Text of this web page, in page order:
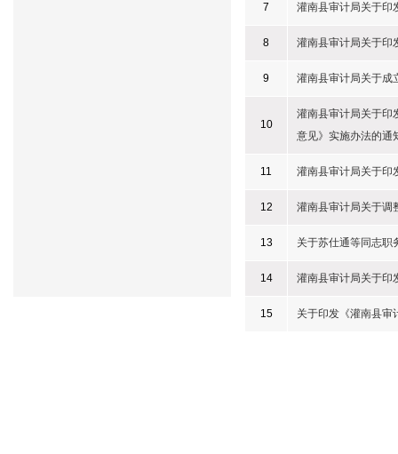
7 灌南县审计局关于印
8 灌南县审计局关于印
9 灌南县审计局关于成
10
灌南县审计局关于印
意见》实施办法的通
11 灌南县审计局关于印
12 灌南县审计局关于调
13 关于苏仕通等同志职
14 灌南县审计局关于印
15 关于印发《灌南县审